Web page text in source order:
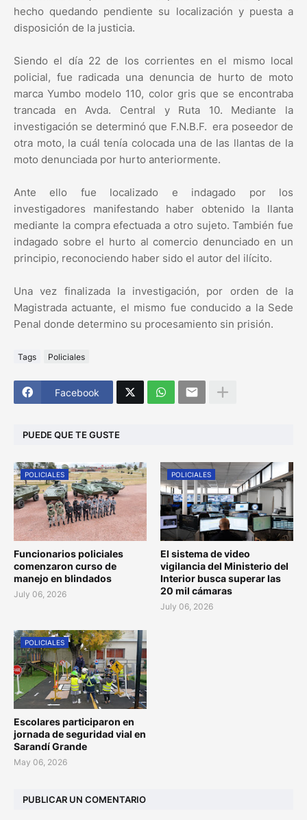
hecho quedando pendiente su localización y puesta a
disposición de la justicia.
Siendo el día 22 de los corrientes en el mismo local
policial, fue radicada una denuncia de hurto de moto
marca Yumbo modelo 110, color gris que se encontraba
trancada en Avda. Central y Ruta 10. Mediante la
investigación se determinó que F.N.B.F. era poseedor de
otra moto, la cuál tenía colocada una de las llantas de la
moto denunciada por hurto anteriormente.
Ante ello fue localizado e indagado por los
investigadores manifestando haber obtenido la llanta
mediante la compra efectuada a otro sujeto. También fue
indagado sobre el hurto al comercio denunciado en un
principio, reconociendo haber sido el autor del ilícito.
Una vez finalizada la investigación, por orden de la
Magistrada actuante, el mismo fue conducido a la Sede
Penal donde determino su procesamiento sin prisión.
Tags Policiales
Facebook
PUEDE QUE TE GUSTE
POLICIALES
Funcionarios policiales
comenzaron curso de
manejo en blindados
July 06, 2026
POLICIALES
El sistema de video
vigilancia del Ministerio del
Interior busca superar las
20 mil cámaras
July 06, 2026
POLICIALES
Escolares participaron en
jornada de seguridad vial en
Sarandí Grande
May 06, 2026
PUBLICAR UN COMENTARIO